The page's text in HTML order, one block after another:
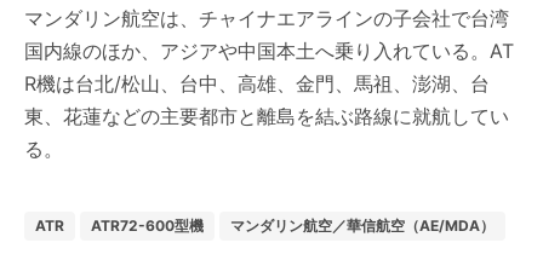
マンダリン航空は、チャイナエアラインの子会社で台湾
国内線のほか、アジアや中国本土へ乗り入れている。AT
R機は台北/松山、台中、高雄、金門、馬祖、澎湖、台
東、花蓮などの主要都市と離島を結ぶ路線に就航してい
る。
ATR ATR72-600型機 マンダリン航空／華信航空（AE/MDA）